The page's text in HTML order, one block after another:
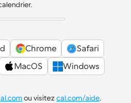
Chrome
Safari
MacOS
Windows
ou visitez cal.com/aide.